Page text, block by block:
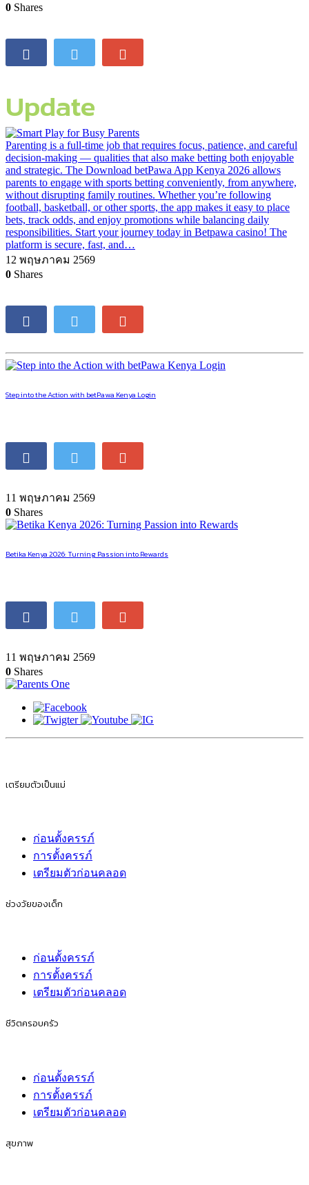
0 Shares
Update
Parenting is a full-time job that requires focus, patience, and careful
decision-making — qualities that also make betting both enjoyable
and strategic. The Download betPawa App Kenya 2026 allows
parents to engage with sports betting conveniently, from anywhere,
without disrupting family routines. Whether you’re following
football, basketball, or other sports, the app makes it easy to place
bets, track odds, and enjoy promotions while balancing daily
responsibilities. Start your journey today in Betpawa casino! The
platform is secure, fast, and…
12 พฤษภาคม 2569
0 Shares
Step into the Action with betPawa Kenya Login
11 พฤษภาคม 2569
0 Shares
Betika Kenya 2026: Turning Passion into Rewards
11 พฤษภาคม 2569
0 Shares
เตรียมตัวเป็นแม่
ก่อนตั้งครรภ์
การตั้งครรภ์
เตรียมตัวก่อนคลอด
ช่วงวัยของเด็ก
ก่อนตั้งครรภ์
การตั้งครรภ์
เตรียมตัวก่อนคลอด
ชีวิตครอบครัว
ก่อนตั้งครรภ์
การตั้งครรภ์
เตรียมตัวก่อนคลอด
สุขภาพ